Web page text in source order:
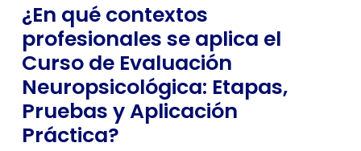
¿En qué contextos
profesionales se aplica el
Curso de Evaluación
Neuropsicológica: Etapas,
Pruebas y Aplicación
Práctica?